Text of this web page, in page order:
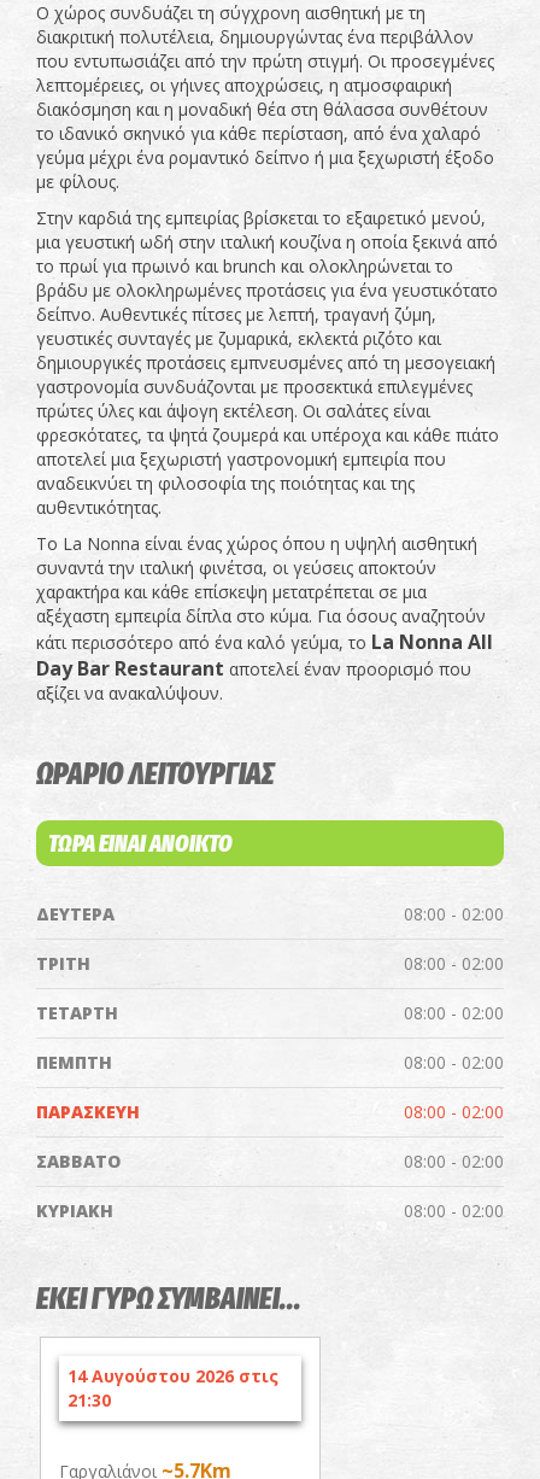
Ο χώρος συνδυάζει τη σύγχρονη αισθητική με τη
διακριτική πολυτέλεια, δημιουργώντας ένα περιβάλλον
που εντυπωσιάζει από την πρώτη στιγμή. Οι προσεγμένες
λεπτομέρειες, οι γήινες αποχρώσεις, η ατμοσφαιρική
διακόσμηση και η μοναδική θέα στη θάλασσα συνθέτουν
το ιδανικό σκηνικό για κάθε περίσταση, από ένα χαλαρό
γεύμα μέχρι ένα ρομαντικό δείπνο ή μια ξεχωριστή έξοδο
με φίλους.
Στην καρδιά της εμπειρίας βρίσκεται το εξαιρετικό μενού,
μια γευστική ωδή στην ιταλική κουζίνα η οποία ξεκινά από
το πρωί για πρωινό και brunch και ολοκληρώνεται το
βράδυ με ολοκληρωμένες προτάσεις για ένα γευστικότατο
δείπνο. Αυθεντικές πίτσες με λεπτή, τραγανή ζύμη,
γευστικές συνταγές με ζυμαρικά, εκλεκτά ριζότο και
δημιουργικές προτάσεις εμπνευσμένες από τη μεσογειακή
γαστρονομία συνδυάζονται με προσεκτικά επιλεγμένες
πρώτες ύλες και άψογη εκτέλεση. Οι σαλάτες είναι
φρεσκότατες, τα ψητά ζουμερά και υπέροχα και κάθε πιάτο
αποτελεί μια ξεχωριστή γαστρονομική εμπειρία που
αναδεικνύει τη φιλοσοφία της ποιότητας και της
αυθεντικότητας.
Το La Nonna είναι ένας χώρος όπου η υψηλή αισθητική
συναντά την ιταλική φινέτσα, οι γεύσεις αποκτούν
χαρακτήρα και κάθε επίσκεψη μετατρέπεται σε μια
αξέχαστη εμπειρία δίπλα στο κύμα. Για όσους αναζητούν
κάτι περισσότερο από ένα καλό γεύμα, το La Nonna All
Day Bar Restaurant αποτελεί έναν προορισμό που
αξίζει να ανακαλύψουν.
ΩΡΑΡΙΟ ΛΕΙΤΟΥΡΓΙΑΣ
ΤΩΡΑ ΕΙΝΑΙ ΑΝΟΙΚΤΟ
ΔΕΥΤΕΡΑ 08:00 - 02:00
ΤΡΙΤΗ 08:00 - 02:00
ΤΕΤΑΡΤΗ 08:00 - 02:00
ΠΕΜΠΤΗ 08:00 - 02:00
ΠΑΡΑΣΚΕΥΗ 08:00 - 02:00
ΣΑΒΒΑΤΟ 08:00 - 02:00
ΚΥΡΙΑΚΗ 08:00 - 02:00
ΕΚΕΙ ΓΥΡΩ ΣΥΜΒΑΙΝΕΙ...
14 Αυγούστου 2026 στις
21:30
Γαργαλιάνοι ~5.7Km